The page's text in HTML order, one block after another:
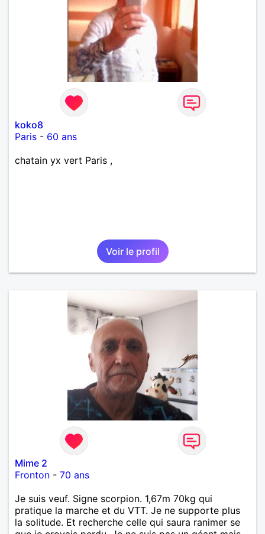
koko8
Paris - 60 ans
chatain yx vert Paris ,
Voir le profil
Mime 2
Fronton - 70 ans
Je suis veuf. Signe scorpion. 1,67m 70kg qui
pratique la marche et du VTT. Je ne supporte plus
la solitude. Et recherche celle qui saura ranimer se